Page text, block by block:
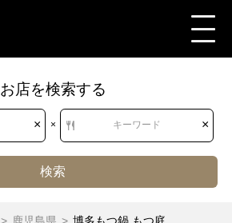
お店を検索する
× × キーワード ×
検索